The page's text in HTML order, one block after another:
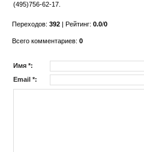
(495)756-62-17.
Переходов: 392| Рейтинг: 0.0/0
Всего комментариев: 0
Имя *:
Email *: